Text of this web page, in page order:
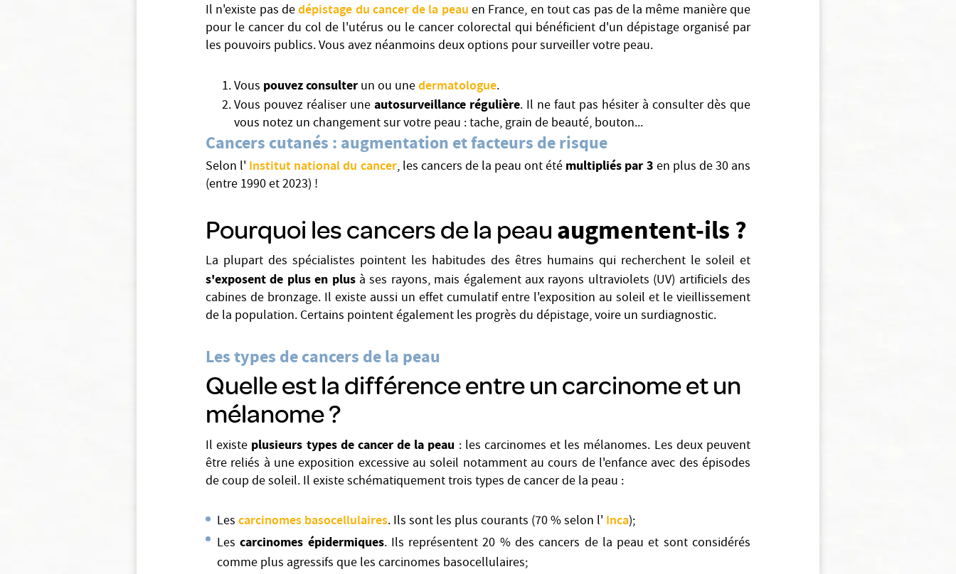
Il n'existe pas dedépistage du cancer de la peauen France, en tout cas pas de la même manière que
pour le cancer du col de l'utérus ou le cancer colorectal qui bénéficient d'un dépistage organisé par
les pouvoirs publics. Vous avez néanmoins deux options pour surveiller votre peau.
Vous pouvez consulter un ou unedermatologue.
Vous pouvez réaliser une autosurveillance régulière. Il ne faut pas hésiter à consulter dès que
vous notez un changement sur votre peau : tache, grain de beauté, bouton...
Cancers cutanés : augmentation et facteurs de risque
Selon l' Institut national du cancer, les cancers de la peau ont été multipliés par 3 en plus de 30 ans
(entre 1990 et 2023) !
Pourquoi les cancers de la peauaugmentent-ils ?
La plupart des spécialistes pointent les habitudes des êtres humains qui recherchent le soleil et
s'exposent de plus en plus à ses rayons, mais également aux rayons ultraviolets (UV) artificiels des
cabines de bronzage. Il existe aussi un effet cumulatif entre l'exposition au soleil et le vieillissement
de la population. Certains pointent également les progrès du dépistage, voire un surdiagnostic.
Les types de cancers de la peau
Quelle est la différence entre un carcinome et un
mélanome ?
Il existe plusieurs types de cancer de la peau : les carcinomes et les mélanomes. Les deux peuvent
être reliés à une exposition excessive au soleil notamment au cours de l'enfance avec des épisodes
de coup de soleil. Il existe schématiquement trois types de cancer de la peau :
Lescarcinomes basocellulaires. Ils sont les plus courants (70 % selon l' Inca);
Lescarcinomes épidermiques. Ils représentent 20 % des cancers de la peau et sont considérés
comme plus agressifs que les carcinomes basocellulaires;